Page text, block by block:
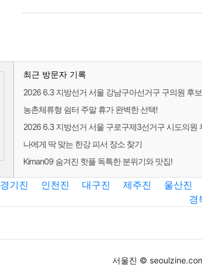
최근 방문자 기록
2026 6.3 지방선거 서울 강남구아선거구 구의원 후
농촌체류형 쉼터 주말 휴가 완벽한 선택!
2026 6.3 지방선거 서울 구로구제3선거구 시도의원
나에게 딱 맞는 한강 피서 장소 찾기
Kiman09 숨겨진 핫플 독특한 분위기와 맛집!
경기진 인천진 대구진 제주진 울산진
경
서울진 ©